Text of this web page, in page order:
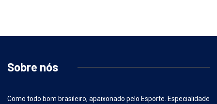
Sobre nós
Como todo bom brasileiro, apaixonado pelo Esporte. Especialidade